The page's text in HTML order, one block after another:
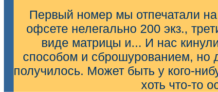
Первый номер мы отпечатали
офсете нелегально 200 экз.,
виде матрицы и... И нас
способом и сброшурованием, но
получилось. Может быть у кого-
хоть что-то